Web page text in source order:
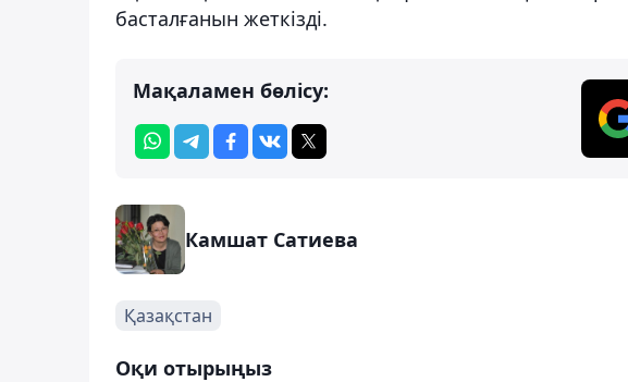
басталғанын жеткізді.
Мақаламен бөлісу:
Камшат Сатиева
Қазақстан
Оқи отырыңыз